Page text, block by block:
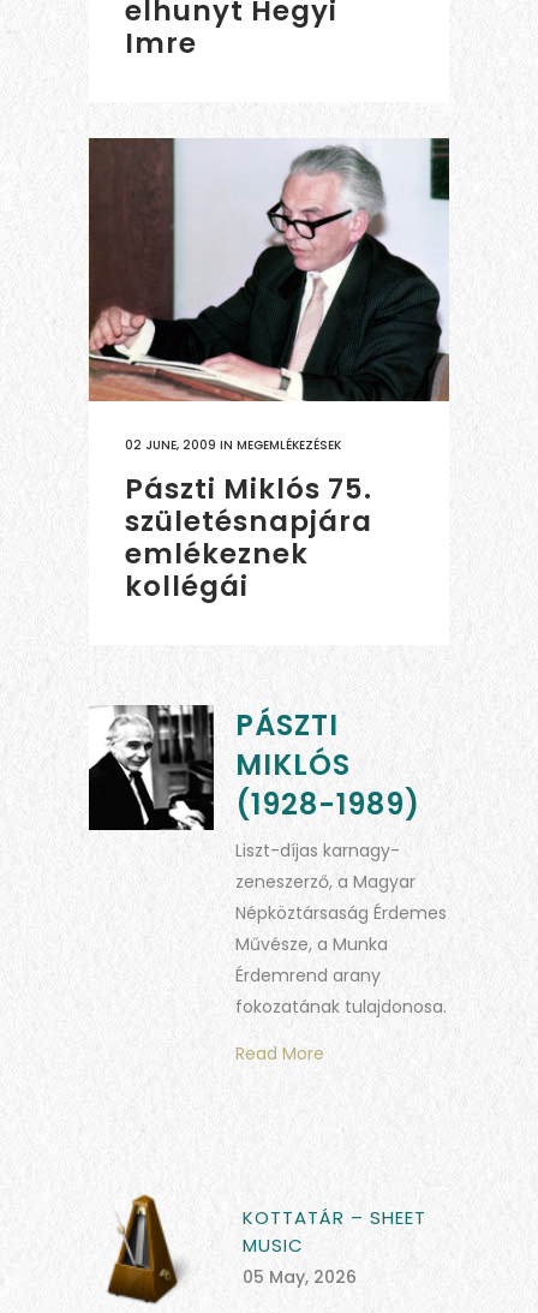
elhunyt Hegyi
Imre
02 JUNE, 2009 IN MEGEMLÉKEZÉSEK
Pászti Miklós 75.
születésnapjára
emlékeznek
kollégái
PÁSZTI
MIKLÓS
(1928-1989)
Liszt-díjas karnagy-
zeneszerző, a Magyar
Népköztársaság Érdemes
Művésze, a Munka
Érdemrend arany
fokozatának tulajdonosa.
Read More
KOTTATÁR – SHEET
MUSIC
05 May, 2026